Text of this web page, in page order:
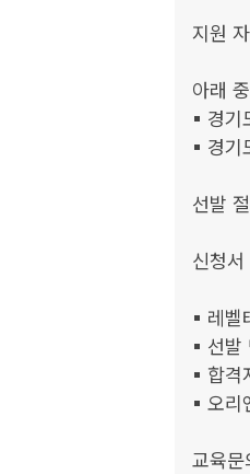
지원
아래
▪︎ 경기
▪︎ 경기
선발
신청
▪︎ 레벨
▪︎ 선
▪︎ 합격
▪︎ 오리
교육문